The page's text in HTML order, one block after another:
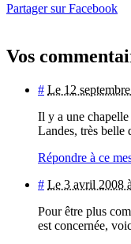
Partager sur Facebook
Vos
# Le 12
Il y a une
Landes, très belle
Répondre à ce
# Le 3 avril 2008
Pour être plus
est concernée,